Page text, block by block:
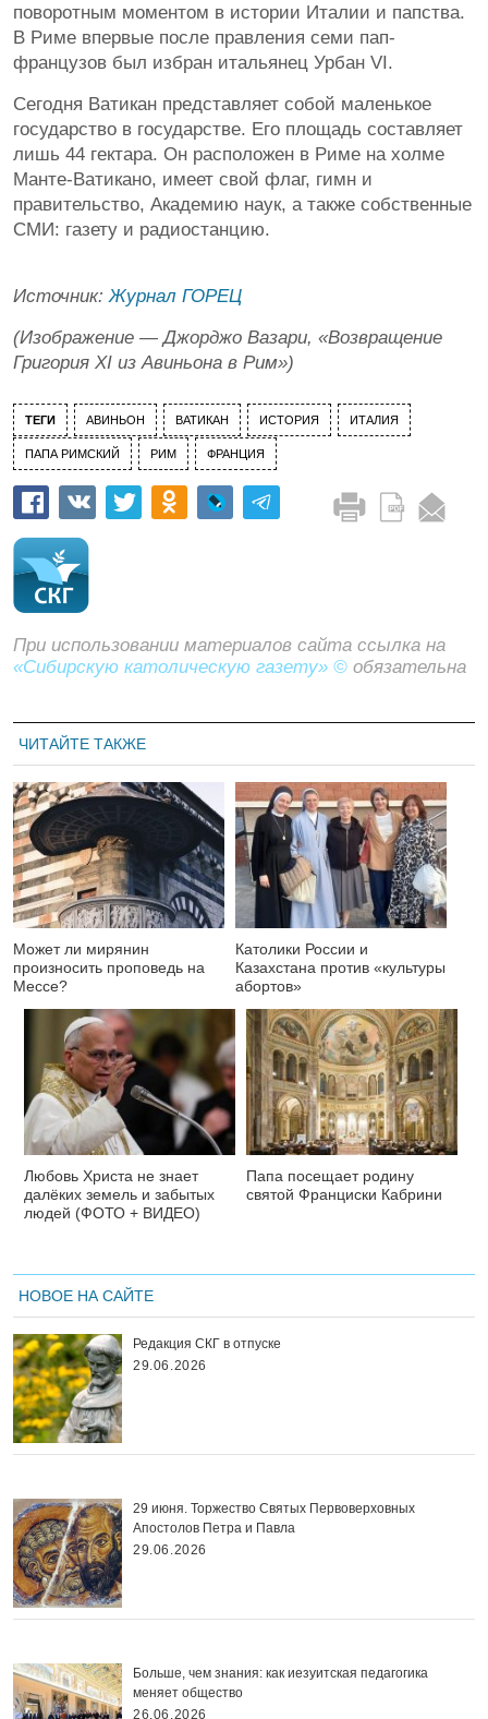
поворотным моментом в истории Италии и папства.
В Риме впервые после правления семи пап-
французов был избран итальянец Урбан VI.
Сегодня Ватикан представляет собой маленькое
государство в государстве. Его площадь составляет
лишь 44 гектара. Он расположен в Риме на холме
Манте-Ватикано, имеет свой флаг, гимн и
правительство, Академию наук, а также собственные
СМИ: газету и радиостанцию.
Источник:Журнал ГОРЕЦ
(Изображение — Джорджо Вазари, «Возвращение
Григория XI из Авиньона в Рим»)
ТЕГИ АВИНЬОН ВАТИКАН ИСТОРИЯ ИТАЛИЯ
ПАПА РИМСКИЙ РИМ ФРАНЦИЯ
При использовании материалов сайта ссылка на
«Сибирскую католическую газету» © обязательна
ЧИТАЙТЕ ТАКЖЕ
Может ли мирянин
произносить проповедь на
Мессе?
Католики России и
Казахстана против «культуры
абортов»
Любовь Христа не знает
далёких земель и забытых
людей (ФОТО + ВИДЕО)
Папа посещает родину
святой Франциски Кабрини
НОВОЕ НА САЙТЕ
Редакция СКГ в отпуске
29.06.2026
29 июня. Торжество Святых Первоверховных
Апостолов Петра и Павла
29.06.2026
Больше, чем знания: как иезуитская педагогика
меняет общество
26.06.2026